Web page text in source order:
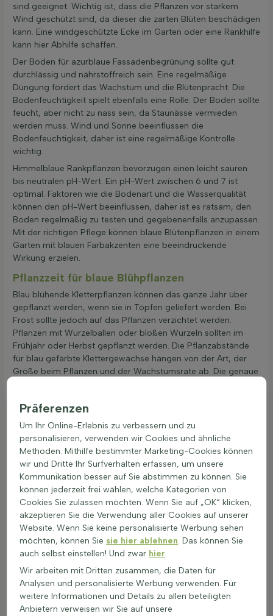
sind geeignet. Wichtig ist, dass die Pflanzen vor starkem
Wind geschützt sind, da dieser die zarten Blüten beschädigen
kann. Eine windgeschützte Ecke im Garten oder eine Rankhilfe
kann hier Abhilfe schaffen.
Der Boden für azurblaue Fassadenbegrünung sollte gut
durchlässig und nährstoffreich sein. Eine regelmäßige
Düngung fördert das Wachstum und die Blütenpracht. Die
Bodenfeuchtigkeit spielt ebenfalls eine Rolle: Der Boden sollte
feucht, aber nicht zu nass sein, da Staunässe vermieden
werden muss. Wind und Sonne beeinflussen die
Bodenfeuchtigkeit, daher ist eine regelmäßige Kontrolle
wichtig.
Himmelblaue Rankpflanzen bevorzugen einen leicht sauren
bis neutralen pH-Wert. Ein pH-Wert zwischen 6 und 7 ist
optimal. Faktoren wie die Bodenart und die Wasserqualität
können den pH-Wert beeinflussen, daher ist es ratsam, den
Boden regelmäßig zu testen und gegebenenfalls anzupassen.
Mit der richtigen Pflege können blaue Blütenpflanzen in einem
Garten mit blauen Farbakzenten eine beeindruckende
Wirkung erzielen.
Pflanzzeit für blaue Blühpflanzen
Blau blühende Kletterpflanzen können das ganze Jahr über
gepflanzt werden, wenn sie in Töpfen geliefert werden. Bei
Frost sollte jedoch auf das Pflanzen verzichtet werden.
Pflanzen mit Wurzelballen oder bloßen Wurzeln sollten im
Frühjahr oder Herbst gepflanzt werden. Die Pflanzabstände
für blau gefärbte Klettergewächse hängen von der Art, der
Größe beim Pflanzen und der Wachstumsrate ab. Die genaue
ist wichtig für das Wachstum von blaue Blütenpflanzen. Der
Boden sollte gut durchlüftet und nährstoffreich sein. Bei der
Pflanzung von blaue Kletterpflanze ist es wichtig, das
Pflanzloch ausreichend groß zu graben und die Wurzeln gut
zu verteilen. Nach dem Pflanzen benötigen die Pflanzen
regelmäßige Wassergaben, besonders in den ersten Wochen.
Ein Garten mit blauen Farbakzenten kann durch die Wahl von
Pflanzen in verschiedenen Blautönen wie indigoblau,
kobaltblau oder lavendelblau bereichert werden.
Pflege für kräftige Farbtöne bei blau
blühenden Kletterpflanzen
Blau blühende Kletterpflanzen sind eine wunderbare
Ergänzung für jeden Garten. Die Pflege dieser Pflanzen ist
entscheidend für ihre Gesundheit und Blütenpracht.
Regelmäßiges Gießen ist wichtig, besonders in
trockenen Perioden. Der Boden sollte feucht, aber nicht
Präferenzen
Um Ihr Online-Erlebnis zu verbessern und zu
personalisieren, verwenden wir Cookies und ähnliche
Methoden. Mithilfe bestimmter Marketing-Cookies können
wir und Dritte Ihr Surfverhalten erfassen, um unsere
Kommunikation besser auf Sie abstimmen zu können. Sie
können jederzeit frei wählen, welche Kategorien von
Cookies Sie zulassen möchten. Wenn Sie auf „OK“ klicken,
akzeptieren Sie die Verwendung aller Cookies auf unserer
Website. Wenn Sie keine personalisierte Werbung sehen
möchten, können Sie sie hier ablehnen. Das können Sie
auch selbst einstellen! Und zwar hier.
Wir arbeiten mit Dritten zusammen, die Daten für
Analysen und personalisierte Werbung verwenden. Für
weitere Informationen und Details zu allen beteiligten
Anbietern verweisen wir Sie auf unsere